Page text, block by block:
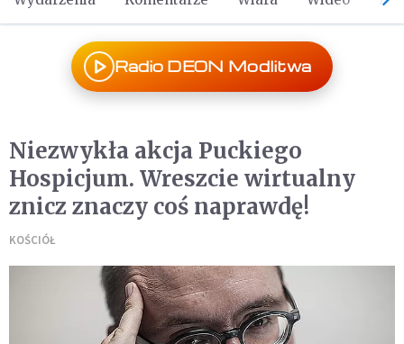
Radio DEON Modlitwa
Niezwykła akcja Puckiego
Hospicjum. Wreszcie wirtualny
znicz znaczy coś naprawdę!
KOŚCIÓŁ